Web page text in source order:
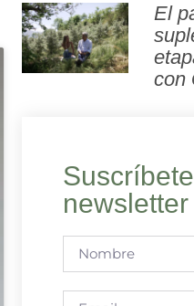
El
con
newsletter